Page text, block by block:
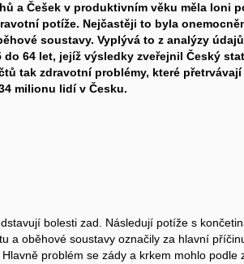
a Češek v produktivním věku měla loni
potíže. Nejčastěji to byla
soustavy. Vyplývá to z analýzy
do 64 let, jejíž výsledky zveřejnil Český
tak zdravotní problémy, které
milionu lidí v Česku.
bolesti zad. Následují potíže s
a oběhové soustavy označily za hlavní
problém se zády a krkem mohlo podle